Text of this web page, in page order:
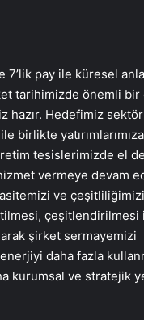
7’lik pay ile küresel
tarihimizde önemli bir
hazır. Hedefimiz
birlikte
tesislerimizde el
vermeye devam
ve
şirket sermayemizi
daha fazla
kurumsal ve stratejik